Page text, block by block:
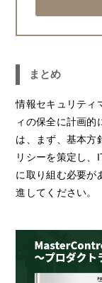
まとめ
情報セキュリティ
ィの保全に計画的
は、まず、基本方
リシーを策定し、
に取り組む必要が
進してください。